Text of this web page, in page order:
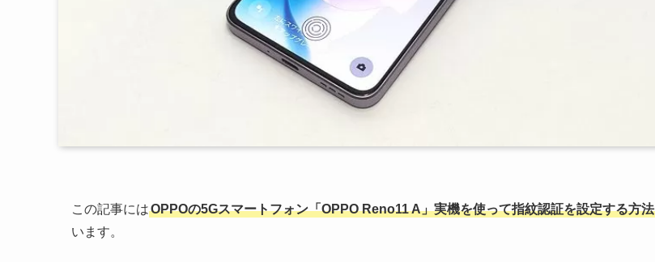
この記事にはOPPOの5Gスマートフォン「OPPO Reno11 A」実機を使って指紋認証を設定する方法
います。